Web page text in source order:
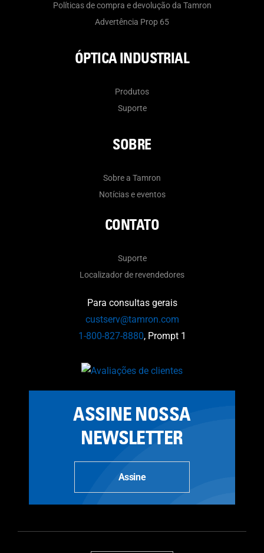
Políticas de compra e devolução da Tamron
Advertência Prop 65
ÓPTICA INDUSTRIAL
Produtos
Suporte
SOBRE
Sobre a Tamron
Notícias e eventos
CONTATO
Suporte
Localizador de revendedores
Para consultas gerais
custserv@tamron.com
1-800-827-8880, Prompt 1
ASSINE NOSSA
NEWSLETTER
Assine